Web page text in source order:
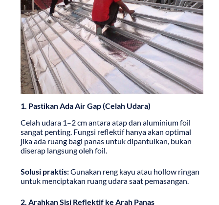
1. Pastikan Ada Air Gap (Celah Udara)
Celah udara 1–2 cm antara atap dan aluminium foil
sangat penting. Fungsi reflektif hanya akan optimal
jika ada ruang bagi panas untuk dipantulkan, bukan
diserap langsung oleh foil.
Solusi praktis:Gunakan reng kayu atau hollow ringan
untuk menciptakan ruang udara saat pemasangan.
2. Arahkan Sisi Reflektif ke Arah Panas